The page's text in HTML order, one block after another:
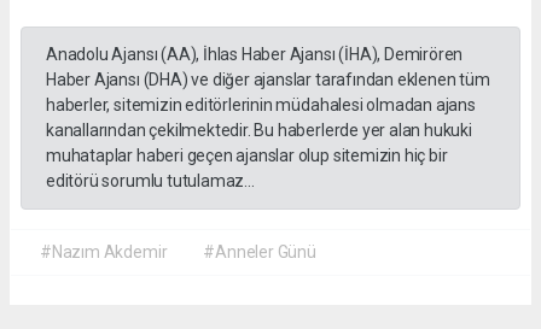
Anadolu Ajansı (AA), İhlas Haber Ajansı (İHA), Demirören
Haber Ajansı (DHA) ve diğer ajanslar tarafından eklenen tüm
haberler, sitemizin editörlerinin müdahalesi olmadan ajans
kanallarından çekilmektedir. Bu haberlerde yer alan hukuki
muhataplar haberi geçen ajanslar olup sitemizin hiç bir
editörü sorumlu tutulamaz...
#Nazım Akdemir #Anneler Günü